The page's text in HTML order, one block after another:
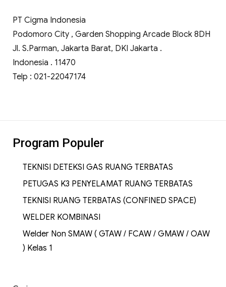
PT Cigma Indonesia
Podomoro City , Garden Shopping Arcade Block 8DH
Jl. S.Parman, Jakarta Barat, DKI Jakarta .
Indonesia . 11470
Telp : 021-22047174
Program Populer
TEKNISI DETEKSI GAS RUANG TERBATAS
PETUGAS K3 PENYELAMAT RUANG TERBATAS
TEKNISI RUANG TERBATAS (CONFINED SPACE)
WELDER KOMBINASI
Welder Non SMAW ( GTAW / FCAW / GMAW / OAW
) Kelas 1